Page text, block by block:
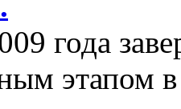
года
этапом